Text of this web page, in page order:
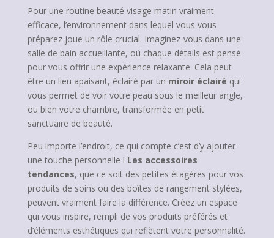
Pour une routine beauté visage matin vraiment
efficace, l’environnement dans lequel vous vous
préparez joue un rôle crucial. Imaginez-vous dans une
salle de bain accueillante, où chaque détails est pensé
pour vous offrir une expérience relaxante. Cela peut
être un lieu apaisant, éclairé par un miroir éclairé qui
vous permet de voir votre peau sous le meilleur angle,
ou bien votre chambre, transformée en petit
sanctuaire de beauté.
Peu importe l’endroit, ce qui compte c’est d’y ajouter
une touche personnelle ! Les accessoires
tendances, que ce soit des petites étagères pour vos
produits de soins ou des boîtes de rangement stylées,
peuvent vraiment faire la différence. Créez un espace
qui vous inspire, rempli de vos produits préférés et
d’éléments esthétiques qui reflètent votre personnalité.